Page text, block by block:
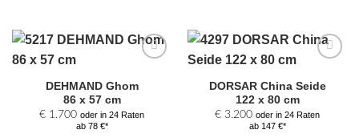
hinzufügen
DEHMAND Ghom
86 x 57 cm
€ 1.700 oder in 24 Raten
ab 78 €*
Auswahl
hinzufügen
DORSAR China Seide
122 x 80 cm
€ 3.200 oder in 24 Raten
ab 147 €*